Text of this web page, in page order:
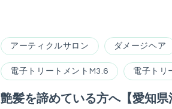
アーティクルサロン ダメージヘア
電子トリートメントM3.6 電子トリ
艶髪を諦めている方へ【愛知